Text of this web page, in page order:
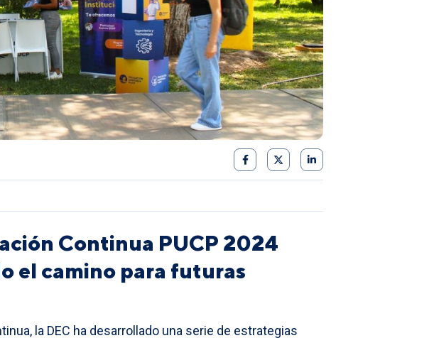
Continua PUCP 2024
el camino para futuras
la DEC ha desarrollado una serie de estrategias